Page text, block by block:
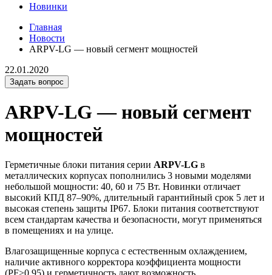
Новинки
Главная
Новости
ARPV-LG — новый сегмент мощностей
22.01.2020
Задать вопрос
ARPV-LG — новый сегмент
мощностей
Герметичные блоки питания серии ARPV-LG в
металлических корпусах пополнились 3 новыми моделями
небольшой мощности: 40, 60 и 75 Вт. Новинки отличает
высокий КПД 87–90%, длительный гарантийный срок 5 лет и
высокая степень защиты IP67. Блоки питания соответствуют
всем стандартам качества и безопасности, могут применяться
в помещениях и на улице.
Влагозащищенные корпуса с естественным охлаждением,
наличие активного корректора коэффициента мощности
(PF>0.95) и герметичность дают возможность